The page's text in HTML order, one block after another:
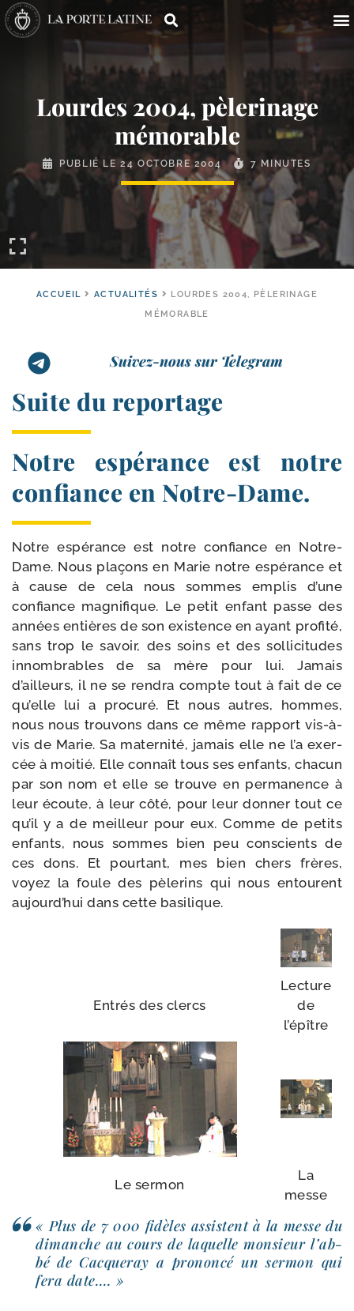
Lourdes 2004, pèlerinage
mémorable
PUBLIÉ LE24 OCTOBRE 2004 7 MINUTES
ACCUEIL ACTUALITÉS
LOURDES 2004, PÈLERINAGE
MÉMORABLE
Suivez-nous sur Telegram
Suite du reportage
Notre espérance est notre
confiance en Notre-Dame.
Notre espé­rance est notre confiance en Notre-​
Dame. Nous pla­çons en Marie notre espé­rance et
à cause de cela nous sommes emplis d’une
confiance magni­fique. Le petit enfant passe des
années entières de son exis­tence en ayant pro­fi­té,
sans trop le savoir, des soins et des sol­li­ci­tudes
innom­brables de sa mère pour lui. Jamais
d’ailleurs, il ne se ren­dra compte tout à fait de ce
qu’elle lui a pro­cu­ré. Et nous autres, hommes,
nous nous trou­vons dans ce même rap­port vis-​à-​
vis de Marie. Sa mater­ni­té, jamais elle ne l’a exer­
cée à moi­tié. Elle connaît tous ses enfants, cha­cun
par son nom et elle se trouve en per­ma­nence à
leur écoute, à leur côté, pour leur don­ner tout ce
qu’il y a de meilleur pour eux. Comme de petits
enfants, nous sommes bien peu conscients de
ces dons. Et pour­tant, mes bien chers frères,
voyez la foule des pèle­rins qui nous entourent
aujourd’­hui dans cette basilique.
Entrés des clercs
Lecture
de
l’épître
Le ser­mon
La
messe
« Plus de 7 000 fidèles assistent à la messe du
dimanche au cours de laquelle mon­sieur l’ab­
bé de Cacqueray a pro­non­cé un ser­mon qui
fera date.… »